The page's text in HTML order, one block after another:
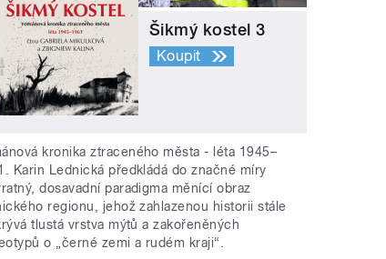
Šikmý kostel 3
Koupit
kronika ztraceného města - léta 1945–
Karin Lednická předkládá do značné míry
dosavadní paradigma měnící obraz
regionu, jehož zahlazenou historii stále
tlustá vrstva mýtů a zakořeněných
o „černé zemi a rudém kraji“.